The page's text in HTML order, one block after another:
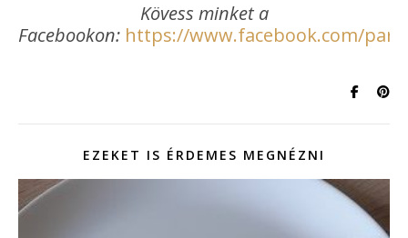
Kövess minket a
Facebookon: https://www.facebook.com/
EZEKET IS ÉRDEMES MEGNÉZNI